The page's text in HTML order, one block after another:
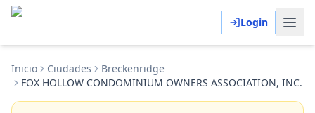
Login
Inicio Ciudades
Breckenridge
FOX HOLLOW CONDOMINIUM OWNERS ASSOCIATION, INC.